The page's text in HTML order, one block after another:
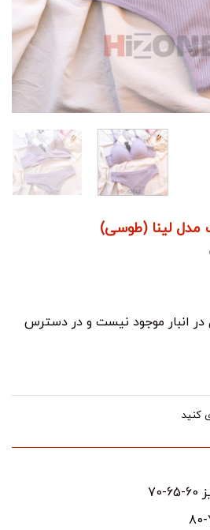
لینا (طوسی)
انبار موجود نیست و در دسترس
کنید